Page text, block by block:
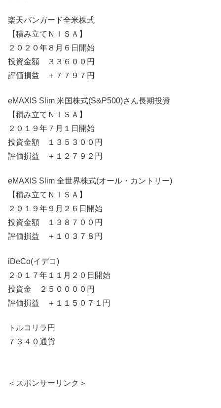
楽天バンガード全米株式
【積み立てＮＩＳＡ】
２０２０年８月６日開始
投資金額 ３３６００円
評価損益 ＋７７９７円
eMAXIS Slim 米国株式(S&P500)さん長期投資
【積み立てＮＩＳＡ】
２０１９年７月１日開始
投資金額 １３５３００円
評価損益 ＋１２７９２円
eMAXIS Slim 全世界株式(オール・カントリー)
【積み立てＮＩＳＡ】
２０１９年９月２６日開始
投資金額 １３８７００円
評価損益 ＋１０３７８円
iDeCo(イデコ)
２０１７年１１月２０日開始
投資金 ２５００００円
評価損益 ＋１１５０７１円
トルコリラ円
７３４０通貨
＜スポンサーリンク＞